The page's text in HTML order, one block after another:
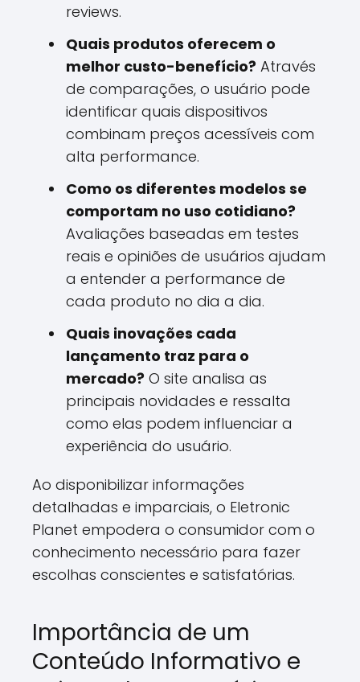
reviews.
Quais produtos oferecem o
melhor custo-benefício? Através
de comparações, o usuário pode
identificar quais dispositivos
combinam preços acessíveis com
alta performance.
Como os diferentes modelos se
comportam no uso cotidiano?
Avaliações baseadas em testes
reais e opiniões de usuários ajudam
a entender a performance de
cada produto no dia a dia.
Quais inovações cada
lançamento traz para o
mercado? O site analisa as
principais novidades e ressalta
como elas podem influenciar a
experiência do usuário.
Ao disponibilizar informações
detalhadas e imparciais, o Eletronic
Planet empodera o consumidor com o
conhecimento necessário para fazer
escolhas conscientes e satisfatórias.
Importância de um
Conteúdo Informativo e